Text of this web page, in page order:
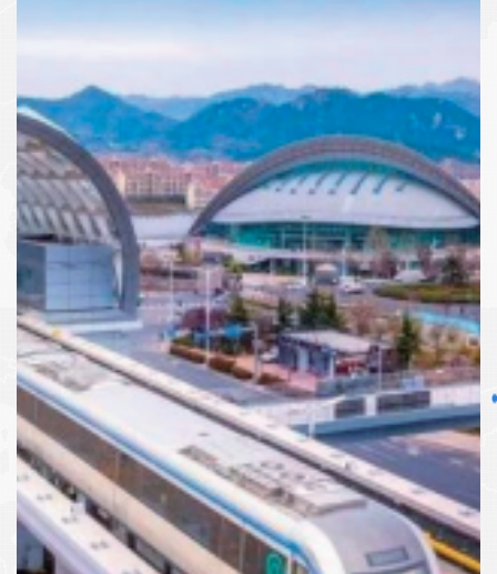
签约时间: 2017.6
签约金额: 9708万元
实施内容: 自动售检票系统集成